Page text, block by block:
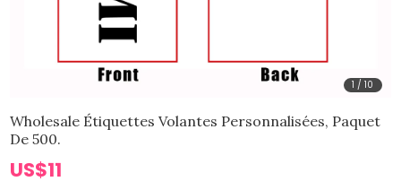
1 /10
Wholesale Étiquettes Volantes Personnalisées, Paquet
De 500.
US$11